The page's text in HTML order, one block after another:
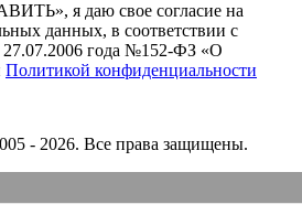
я даю свое согласие на
данных, в соответствии с
года №152-ФЗ «О
Политикой конфиденциальности
- 2026. Все права защищены.